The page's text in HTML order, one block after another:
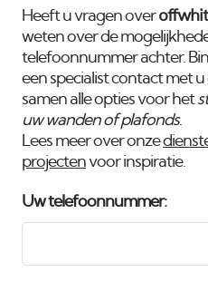
Heeft u vragen over
weten over de
telefoonnummer achter.
een specialist contact met
samen alle opties voor het
uw wanden of plafonds.
Lees meer over onze
projectenvoor inspiratie.
Uw telefoonnummer: